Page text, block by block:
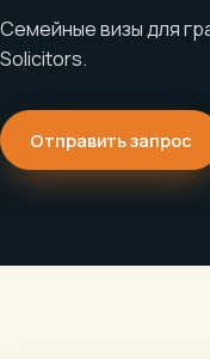
Семейные визы для
Solicitors.
Отправить запрос